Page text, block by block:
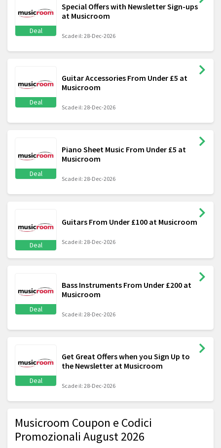
Deal
Special Offers with Newsletter Sign-ups
at Musicroom
Scade il: 28-Dec-2026
Deal
Guitar Accessories From Under £5 at
Musicroom
Scade il: 28-Dec-2026
Deal
Piano Sheet Music From Under £5 at
Musicroom
Scade il: 28-Dec-2026
Deal
Guitars From Under £100 at Musicroom
Scade il: 28-Dec-2026
Deal
Bass Instruments From Under £200 at
Musicroom
Scade il: 28-Dec-2026
Deal
Get Great Offers when you Sign Up to
the Newsletter at Musicroom
Scade il: 28-Dec-2026
Musicroom Coupon e Codici
Promozionali August 2026